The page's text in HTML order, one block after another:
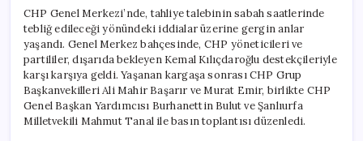
Mahir
Başarır’dan
Sert
Açıklamalar
için
CHP Genel Merkezi’nde, tahliye talebinin sabah saatlerinde
tebliğ edileceği yönündeki iddialar üzerine gergin anlar
yaşandı. Genel Merkez bahçesinde, CHP yöneticileri ve
partililer, dışarıda bekleyen Kemal Kılıçdaroğlu destekçileriyle
karşı karşıya geldi. Yaşanan kargaşa sonrası CHP Grup
Başkanvekilleri Ali Mahir Başarır ve Murat Emir, birlikte CHP
Genel Başkan Yardımcısı Burhanettin Bulut ve Şanlıurfa
Milletvekili Mahmut Tanal ile basın toplantısı düzenledi.